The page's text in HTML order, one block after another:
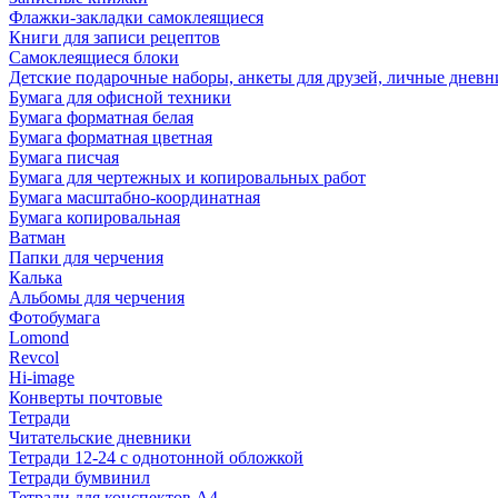
Флажки-закладки самоклеящиеся
Книги для записи рецептов
Самоклеящиеся блоки
Детские подарочные наборы, анкеты для друзей, личные
Бумага для офисной техники
Бумага форматная белая
Бумага форматная цветная
Бумага писчая
Бумага для чертежных и копировальных работ
Бумага масштабно-координатная
Бумага копировальная
Ватман
Папки для черчения
Калька
Альбомы для черчения
Фотобумага
Lomond
Revcol
Hi-image
Конверты почтовые
Тетради
Читательские дневники
Тетради 12-24 с однотонной обложкой
Тетради бумвинил